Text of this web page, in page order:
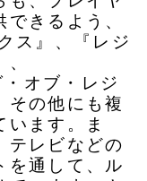
きるよう、
ス』、『レジ
オブ・レジ
その他にも複
います。ま
テレビなどの
を通して、ル